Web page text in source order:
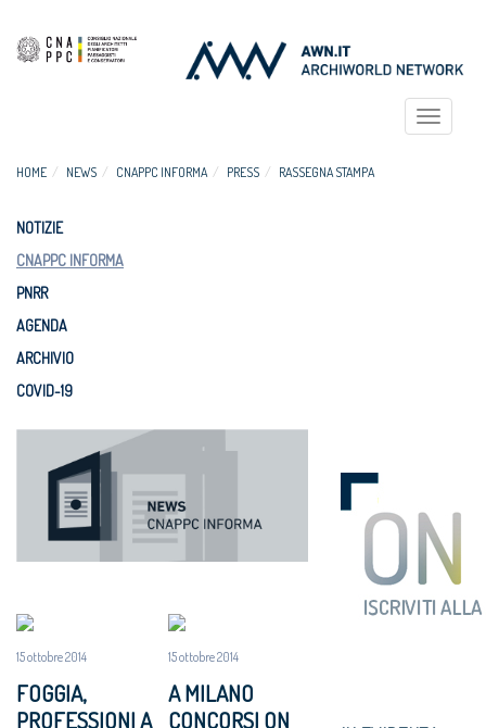
Toggle
HOME NEWS CNAPPC INFORMA PRESS RASSEGNA STAMPA
NOTIZIE
CNAPPC INFORMA
PNRR
AGENDA
ARCHIVIO
COVID-19
15 ottobre 2014
FOGGIA,
PROFESSIONI A
15 ottobre 2014
A MILANO
CONCORSI ON